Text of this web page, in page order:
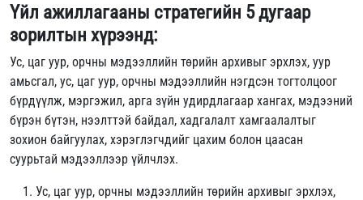
Үйл ажиллагааны стратегийн 5 дугаар
зорилтын хүрээнд:
Ус, цаг уур, орчны мэдээллийн төрийн архивыг эрхлэх, уур
амьсгал, ус, цаг уур, орчны мэдээллийн нэгдсэн тогтолцоог
бүрдүүлж, мэргэжил, арга зүйн удирдлагаар хангах, мэдээний
бүрэн бүтэн, нээлттэй байдал, хадгалалт хамгаалалтыг
зохион байгуулах, хэрэглэгчдийг цахим болон цаасан
суурьтай мэдээллээр үйлчлэх.
Ус, цаг уур, орчны мэдээллийн төрийн архивыг эрхлэх,